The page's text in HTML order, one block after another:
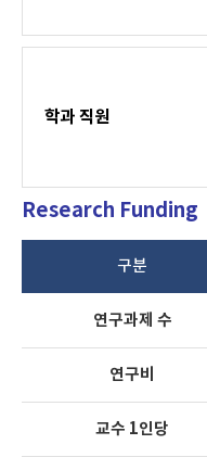
학과 직원
Research Funding
구분
연구과제 수
연구비
교수 1인당